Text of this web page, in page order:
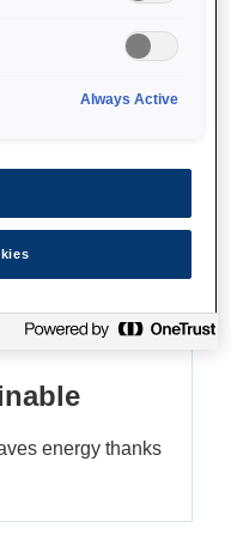
where
energy thanks
Always Active